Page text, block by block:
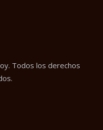
Todos los derechos